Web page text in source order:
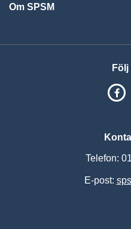
Om SPSM
Telefon:
E-post: